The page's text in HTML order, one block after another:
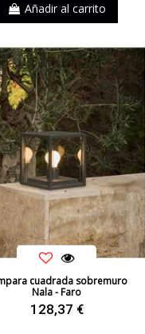
Añadir al carrito
cuadrada sobremuro
Nala - Faro
128,37 €